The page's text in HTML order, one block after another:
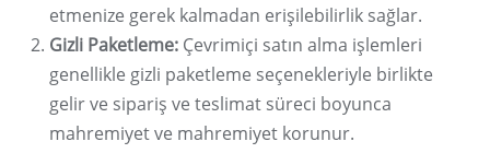
etmenize gerek kalmadan erişilebilirlik sağlar.
Gizli Paketleme: Çevrimiçi satın alma işlemleri
genellikle gizli paketleme seçenekleriyle birlikte
gelir ve sipariş ve teslimat süreci boyunca
mahremiyet ve mahremiyet korunur.